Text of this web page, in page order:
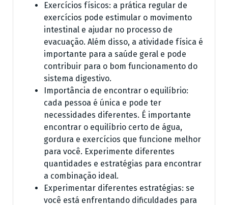
Exercícios físicos: a prática regular de
exercícios pode estimular o movimento
intestinal e ajudar no processo de
evacuação. Além disso, a atividade física é
importante para a saúde geral e pode
contribuir para o bom funcionamento do
sistema digestivo.
Importância de encontrar o equilíbrio:
cada pessoa é única e pode ter
necessidades diferentes. É importante
encontrar o equilíbrio certo de água,
gordura e exercícios que funcione melhor
para você. Experimente diferentes
quantidades e estratégias para encontrar
a combinação ideal.
Experimentar diferentes estratégias: se
você está enfrentando dificuldades para